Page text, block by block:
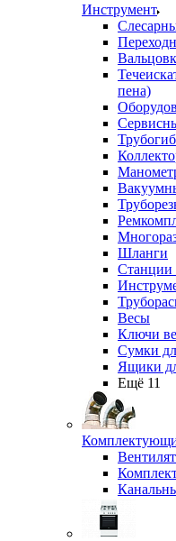
Инструмент
пена)
Шланги
Станции
Весы
Ключи
Сумки
Ящики
Ещё 11